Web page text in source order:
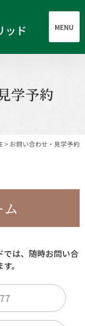
ッド
MENU
学予約
> お問い合わせ・見学予約
は、随時お問い合
。